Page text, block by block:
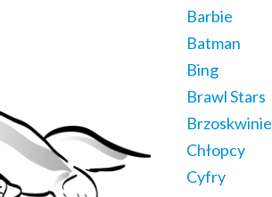
Barbie
Batman
Bing
Brawl Stars
Brzoskwinie
Chłopcy
Cyfry